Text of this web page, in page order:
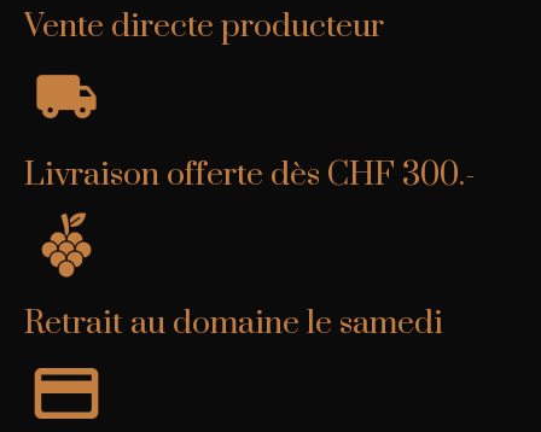
Vente directe producteur
Livraison offerte dès CHF 300.-
Retrait au domaine le samedi